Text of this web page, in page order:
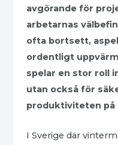
avgörande för
arbetarnas
ofta bortsett,
ordentligt
spelar en stor roll
utan också för
produktiviteten på
I Sverige där